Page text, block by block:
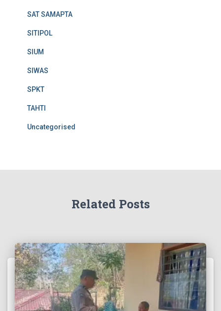
SAT SAMAPTA
SITIPOL
SIUM
SIWAS
SPKT
TAHTI
Uncategorised
Related Posts